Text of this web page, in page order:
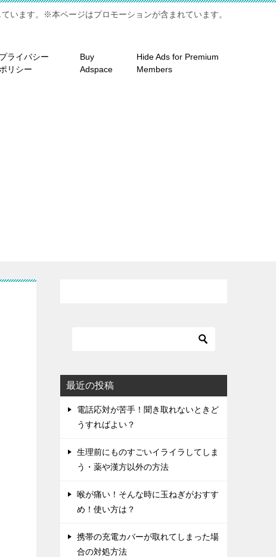
います。※本ページはプロモーションが含まれています。
プライバシー
ポリシー
Buy
Adspace
Hide Ads for Premium
Members
最近の投稿
電話応対が苦手！聞き取れないときど
うすればよい？
生理前にものすごいイライラしてしま
う・薬や漢方以外の方法
喉が痛い！そんな時に玉ねぎがおすす
め！使い方は？
携帯の充電カバーが取れてしまった場
合の対処方法